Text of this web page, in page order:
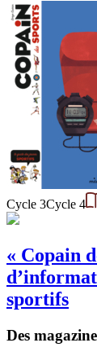
Cycle 3Cycle 4
« Copain
sportifs
Des